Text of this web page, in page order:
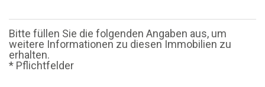
Bitte füllen Sie die folgenden Angaben aus, um
weitere Informationen zu diesen Immobilien zu
erhalten.
* Pflichtfelder